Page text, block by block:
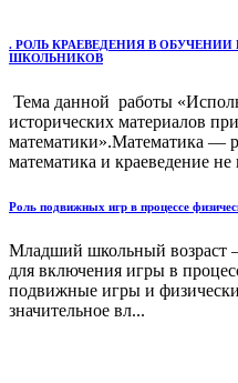
. РОЛЬ КРАЕВЕДЕНИЯ В
ШКОЛЬНИКОВ
Тема данной работы
исторических материалов
математики».Математика —
математика и краеведение
Роль подвижных игр в процессе
Младший школьный возраст
для включения игры в
подвижные игры и
значительное вл...